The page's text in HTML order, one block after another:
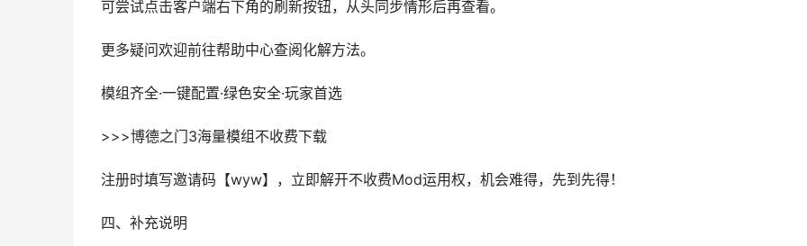
可尝试点击客户端右下角的刷新按钮，从头同步情形后再查看。
更多疑问欢迎前往帮助中心查阅化解方法。
模组齐全·一键配置·绿色安全·玩家首选
>>>博德之门3海量模组不收费下载
注册时填写邀请码【wyw】，立即解开不收费Mod运用权，机会难得，先到先得！
四、补充说明